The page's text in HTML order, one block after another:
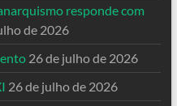
responde com
de 2026
26 de julho de 2026
26 de julho de 2026